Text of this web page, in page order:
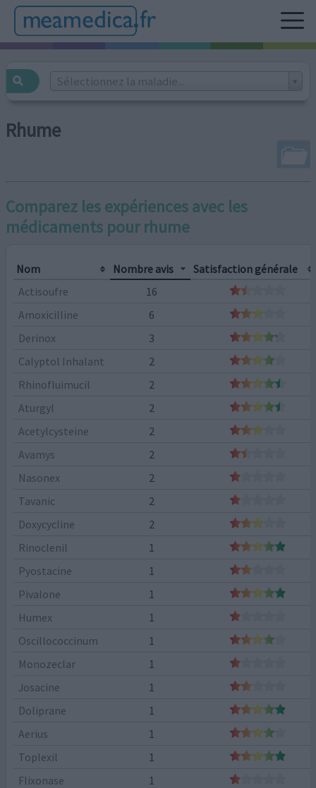
Sélectionnez la maladie...
Rhume
Comparez les expériences avec les
médicaments pour rhume
Nom Nombre avis
Satisfaction générale
Actisoufre
16
Amoxicilline
6
Derinox
3
Calyptol Inhalant
2
Rhinofluimucil
2
Aturgyl
2
Acetylcysteine
2
Avamys
2
Nasonex
2
Tavanic
2
Doxycycline
2
Rinoclenil
1
Pyostacine
1
Pivalone
1
Humex
1
Oscillococcinum
1
Monozeclar
1
Josacine
1
Doliprane
1
Aerius
1
Toplexil
1
Flixonase
1